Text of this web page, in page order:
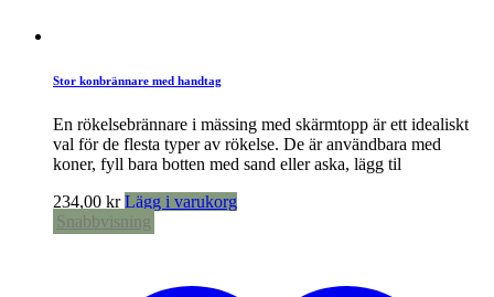
Stor konbrännare med handtag
En rökelsebrännare i mässing med skärmtopp är ett idealiskt
val för de flesta typer av rökelse. De är användbara med
koner, fyll bara botten med sand eller aska, lägg til
234,00 kr Lägg i varukorg
Snabbvisning